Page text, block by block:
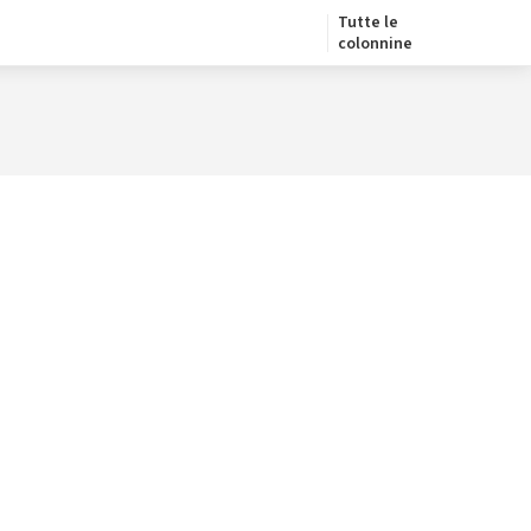
Tutte le
colonnine